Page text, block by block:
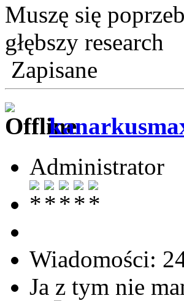
Muszę się
głębszy research
Zapisane
Administrator
Wiadomości:
Ja z tym nie